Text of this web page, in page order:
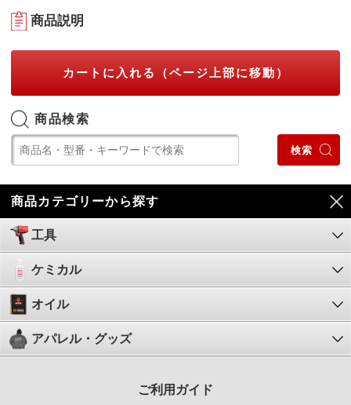
商品説明
カートに入れる（ページ上部に移動）
商品検索
商品カテゴリーから探す
工具
ケミカル
オイル
アパレル・グッズ
ご利用ガイド